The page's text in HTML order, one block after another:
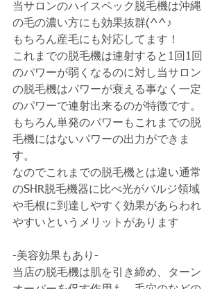
当サロンのハイスペック脱毛機は沖縄
の毛の濃い方にも効果抜群(^^♪
もちろん産毛にも対応してます！
これまでの脱毛機は連射すると1回1回
のパワーが弱くなるのに対し当サロン
の脱毛機はパワーが衰える事なく一定
のパワーで連射出来るのが特徴です。
もちろん単発のパワーもこれまでの脱
毛機にはないパワーの出力ができま
す。
なのでこれまでの脱毛機とは違い通常
のSHR脱毛機器に比べ光がバルジ領域
や毛根に到達しやすく効果があらわれ
やすいというメリットがあります
-美容効果もあり-
当店の脱毛機は肌を引き締め、ターン